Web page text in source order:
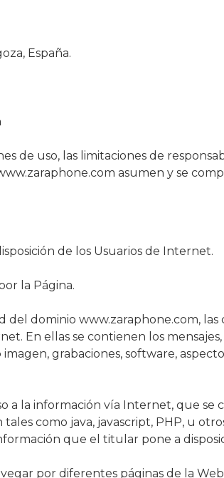
España.
de uso, las limitaciones de
asumen y se
de los Usuarios de Internet.
la Página.
del dominio www.zaraphone.com,
En ellas se contienen los
grabaciones, software,
a la información vía Internet, que
como java, javascript, PHP, u
que el titular pone a
por diferentes páginas de la